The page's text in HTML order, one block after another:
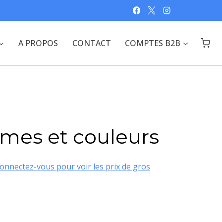
A PROPOS CONTACT COMPTES B2B
et couleurs
vous pour voir les prix de gros